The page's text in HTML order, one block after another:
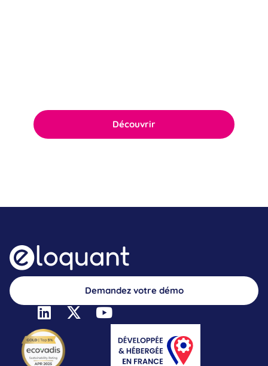
Découvrir
Demandez votre démo